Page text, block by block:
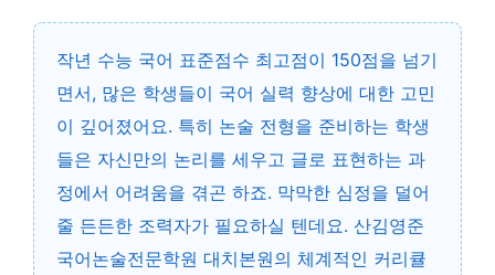
작년 수능 국어 표준점수 최고점이 150점을 넘기
면서, 많은 학생들이 국어 실력 향상에 대한 고민
이 깊어졌어요. 특히 논술 전형을 준비하는 학생
들은 자신만의 논리를 세우고 글로 표현하는 과
정에서 어려움을 겪곤 하죠. 막막한 심정을 덜어
줄 든든한 조력자가 필요하실 텐데요. 산김영준
국어논술전문학원 대치본원의 체계적인 커리큘